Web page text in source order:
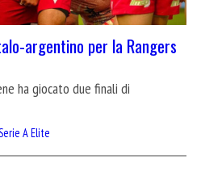
argentino per la Rangers
ha giocato due finali di
Serie A Elite